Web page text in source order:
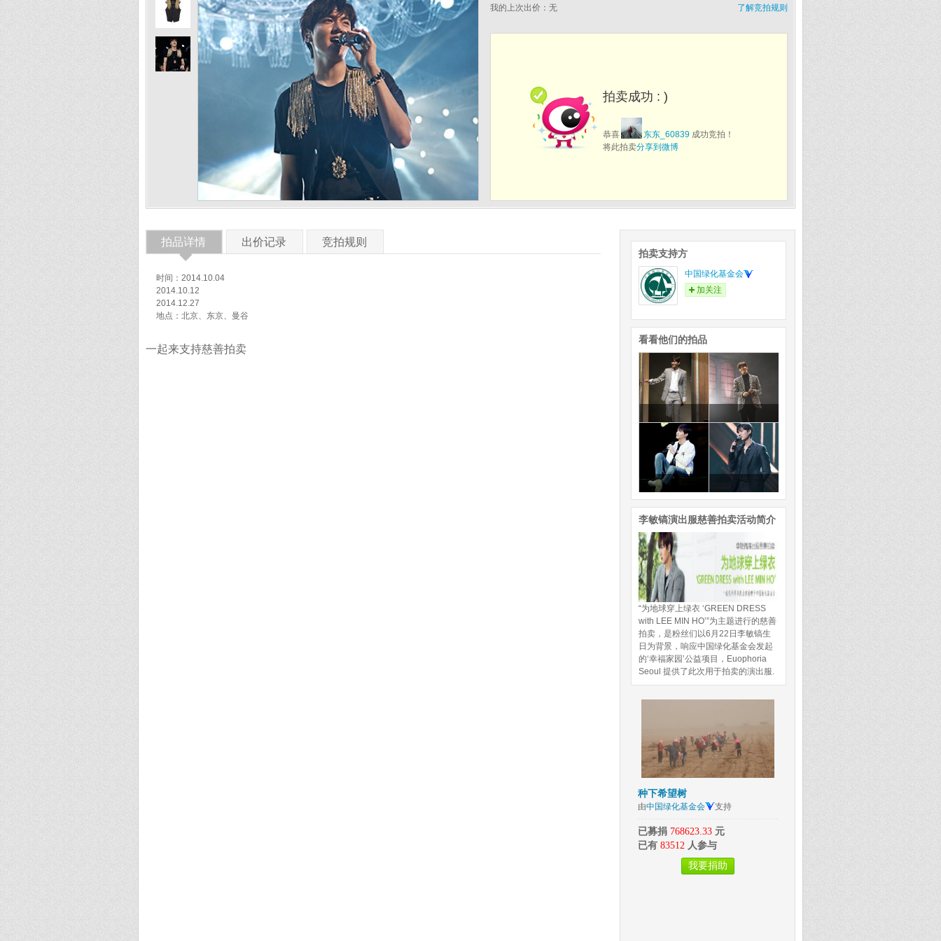
了解竞拍规则
我的上次出价： 无
拍卖成功 : )
恭喜 东东_60839 成功竞拍！
将此拍卖分享到微博
拍品详情
◆
出价记录 竞拍规则
时间：2014.10.04
2014.10.12
2014.12.27
地点：北京、东京、曼谷
一起来支持慈善拍卖
拍卖支持方
中国绿化基金会
加关注
看看他们的拍品
李敏镐演出服慈善拍卖活动简介
“为地球穿上绿衣 ‘GREEN DRESS
with LEE MIN HO’”为主题进行的慈善
拍卖，是粉丝们以6月22日李敏镐生
日为背景，响应中国绿化基金会发起
的‘幸福家园’公益项目，Euophoria
Seoul 提供了此次用于拍卖的演出服.